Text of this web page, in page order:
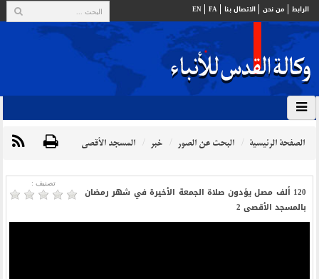
الرابط من نحن الاتصال بنا FA
EN
الصفحة الرئيسية البحث عن الصور خبر المسجد الأقصى
تصنیف :
120 ألف مصل يؤدون صلاة الجمعة الأخيرة في شهر رمضان
بالمسجد الأقصى 2